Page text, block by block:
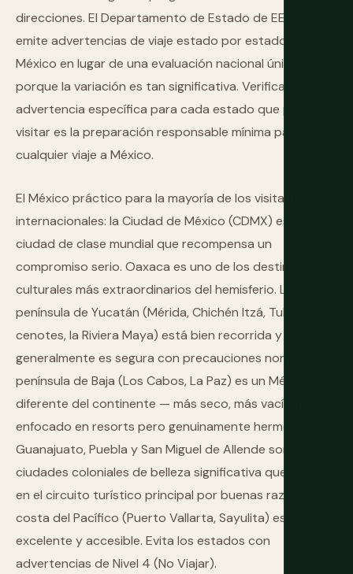
direcciones. El Departamento de Estado de EE.UU.
emite advertencias de viaje estado por estado para
México en lugar de una evaluación nacional única,
porque la variación es tan significativa. Verificar la
advertencia específica para cada estado que planees
visitar es la preparación responsable mínima para
cualquier viaje a México.
El México práctico para la mayoría de los visitantes
internacionales: la Ciudad de México (CDMX) es una
ciudad de clase mundial que recompensa un
compromiso serio. Oaxaca es uno de los destinos
culturales más extraordinarios del hemisferio. La
península de Yucatán (Mérida, Chichén Itzá, Tulum, los
cenotes, la Riviera Maya) está bien recorrida y
generalmente es segura con precauciones normales. La
península de Baja (Los Cabos, La Paz) es un México
diferente del continente — más seco, más vacío, más
enfocado en resorts pero genuinamente hermoso.
Guanajuato, Puebla y San Miguel de Allende son
ciudades coloniales de belleza significativa que están
en el circuito turístico principal por buenas razones. La
costa del Pacífico (Puerto Vallarta, Sayulita) es
excelente y accesible. Evita los estados con
advertencias de Nivel 4 (No Viajar).